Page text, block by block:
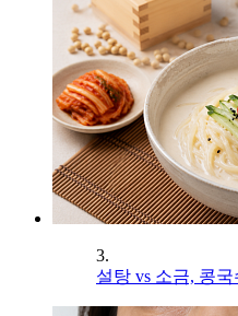
3.
설탕 vs 소금, 콩